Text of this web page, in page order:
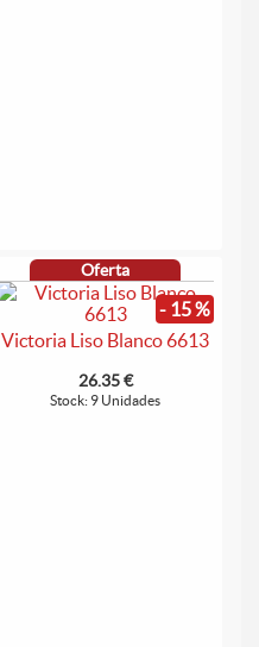
Oferta
- 15 %
Victoria Liso Blanco 6613
26.35 €
Stock: 9 Unidades